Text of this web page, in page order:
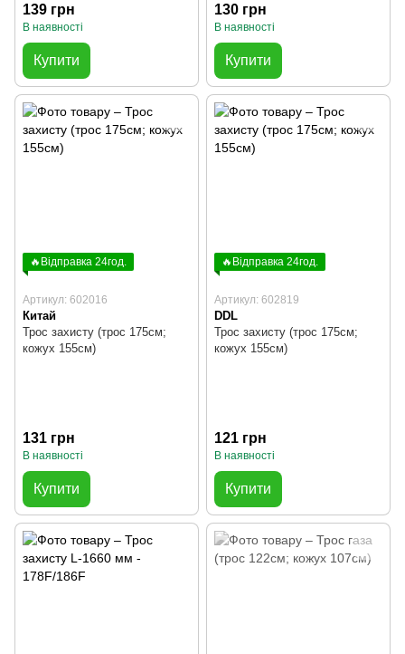
139 грн
В наявності
Купити
130 грн
В наявності
Купити
🔥Відправка 24год.
Артикул: 602016
Китай
Трос захисту (трос 175см;
кожух 155см)
131 грн
В наявності
Купити
🔥Відправка 24год.
Артикул: 602819
DDL
Трос захисту (трос 175см;
кожух 155см)
121 грн
В наявності
Купити